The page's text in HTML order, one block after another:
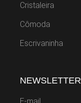
Cristaleira
Cômoda
Escrivaninha
NEWSLETTER